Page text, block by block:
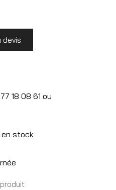
devis
18 08 61 ou
stock